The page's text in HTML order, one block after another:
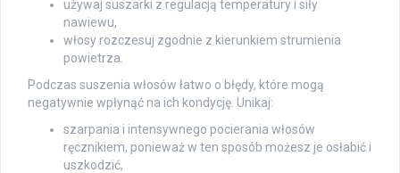
używaj suszarki z regulacją temperatury i siły
nawiewu,
włosy rozczesuj zgodnie z kierunkiem strumienia
powietrza.
Podczas suszenia włosów łatwo o błędy, które mogą
negatywnie wpłynąć na ich kondycję. Unikaj:
szarpania i intensywnego pocierania włosów
ręcznikiem, ponieważ w ten sposób możesz je osłabić i
uszkodzić,